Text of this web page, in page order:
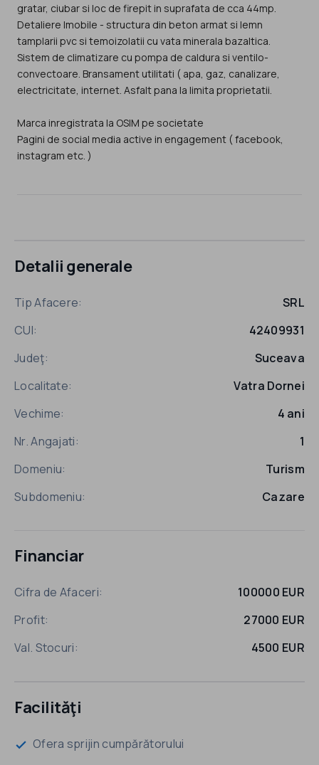
gratar, ciubar si loc de firepit in suprafata de cca 44mp.
Detaliere Imobile - structura din beton armat si lemn
tamplarii pvc si temoizolatii cu vata minerala bazaltica.
Sistem de climatizare cu pompa de caldura si ventilo-
convectoare. Bransament utilitati ( apa, gaz, canalizare,
electricitate, internet. Asfalt pana la limita proprietatii.
Marca inregistrata la OSIM pe societate
Pagini de social media active in engagement ( facebook,
instagram etc. )
Detalii generale
Tip Afacere:
SRL
CUI:
42409931
Judeţ:
Suceava
Localitate:
Vatra Dornei
Vechime:
4 ani
Nr. Angajati:
1
Domeniu:
Turism
Subdomeniu:
Cazare
Financiar
Cifra de Afaceri:
100000 EUR
Profit:
27000 EUR
Val. Stocuri:
4500 EUR
Facilităţi
check Ofera sprijin cumpărătorului